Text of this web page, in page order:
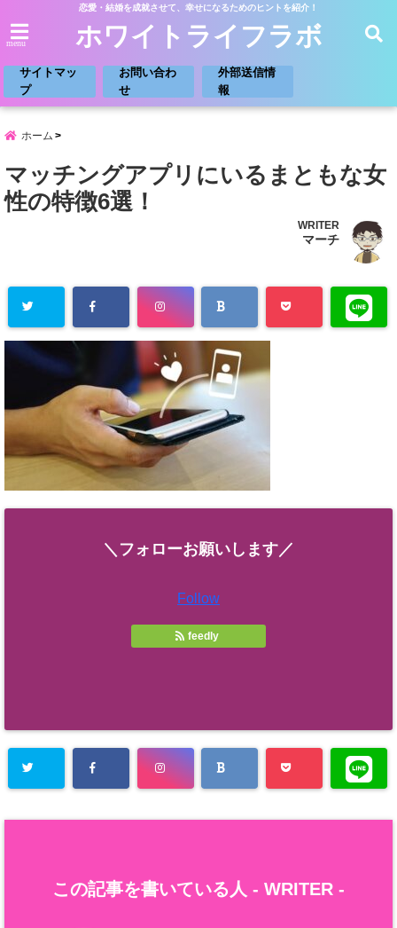
恋愛・結婚を成就させて、幸せになるためのヒントを紹介！
menu ホワイトライフラボ
サイトマッ
プ
お問い合わ
せ
外部送信情
報
ホーム
マッチングアプリにいるまともな女
性の特徴6選！
WRITER
マーチ
＼フォローお願いします／
Follow
feedly
この記事を書いている人 - WRITER -